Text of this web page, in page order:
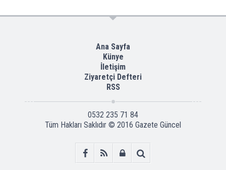
Ana Sayfa
Künye
İletişim
Ziyaretçi Defteri
RSS
0532 235 71 84
Tüm Hakları Saklıdır © 2016 Gazete Güncel